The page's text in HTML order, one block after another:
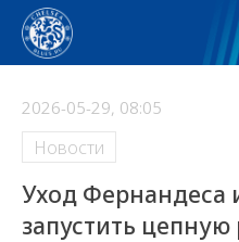
2026-05-29, 08:05
Новости
Уход Фернандеса
запустить